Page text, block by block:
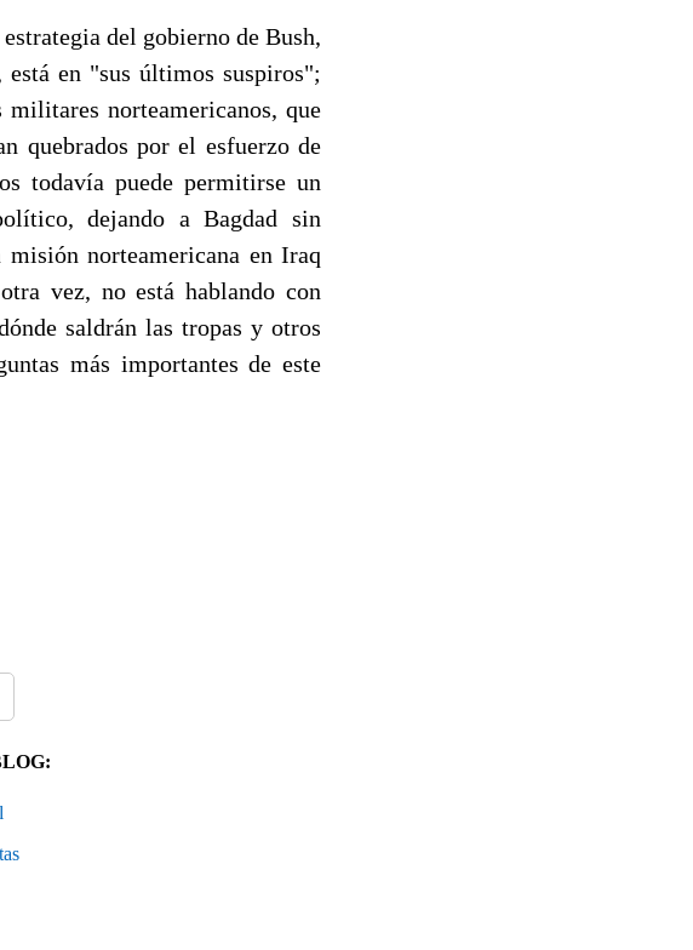
del gobierno de Bush,
en "sus últimos suspiros";
norteamericanos, que
quebrados por el esfuerzo de
todavía puede permitirse un
dejando a Bagdad sin
misión norteamericana en Iraq
vez, no está hablando con
saldrán las tropas y otros
más importantes de este